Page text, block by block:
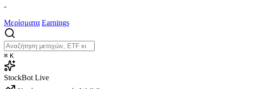
-
Μερίσματα Earnings
⌘ K
StockBot Live